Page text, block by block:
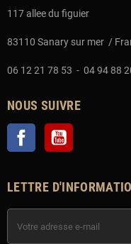
117 allee du figuier
83110 Sanary sur mer /
06 12 21 78 53 - 04 94 88
NOUS SUIVRE
Facebook
LETTRE